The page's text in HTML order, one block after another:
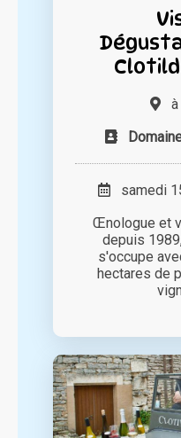
à
samedi
Œnologue et
depuis
s'occupe
hectares de